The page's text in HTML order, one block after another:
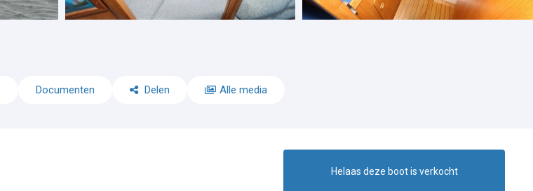
Documenten Delen Alle media
Helaas deze boot is verkocht